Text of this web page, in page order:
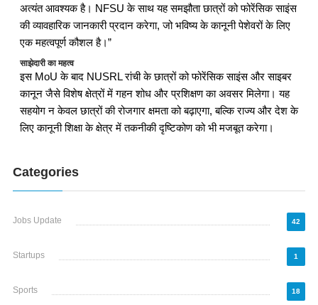
अत्यंत आवश्यक है। NFSU के साथ यह समझौता छात्रों को फोरेंसिक साइंस
की व्यावहारिक जानकारी प्रदान करेगा, जो भविष्य के कानूनी पेशेवरों के लिए
एक महत्वपूर्ण कौशल है।”
साझेदारी का महत्व
इस MoU के बाद NUSRL रांची के छात्रों को फोरेंसिक साइंस और साइबर
कानून जैसे विशेष क्षेत्रों में गहन शोध और प्रशिक्षण का अवसर मिलेगा। यह
सहयोग न केवल छात्रों की रोजगार क्षमता को बढ़ाएगा, बल्कि राज्य और देश के
लिए कानूनी शिक्षा के क्षेत्र में तकनीकी दृष्टिकोण को भी मजबूत करेगा।
Categories
Jobs Update 42
Startups 1
Sports 18